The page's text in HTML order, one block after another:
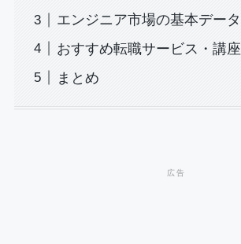
エンジニア市場の基本データ
おすすめ転職サービス・講座
まとめ